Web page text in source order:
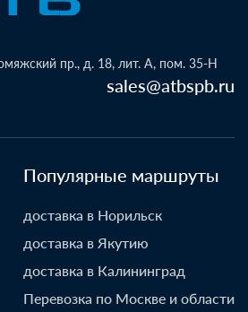
пр., д. 18, лит. А, пом. 35-Н
sales@atbspb.ru
Популярные маршруты
доставка в Норильск
доставка в Якутию
доставка в Калининград
Перевозка по Москве и области